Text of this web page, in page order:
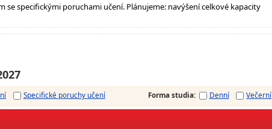
specifickými poruchami učení. Plánujeme: navýšení celkové kapacity
Specifické poruchy učení Forma studia: Denní Večerní